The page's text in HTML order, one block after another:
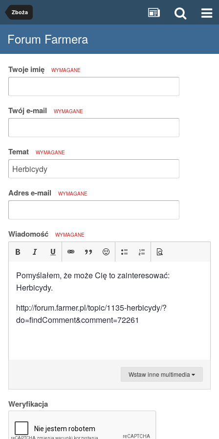
Zboża
Forum Farmera
Twoje imię WYMAGANE
Twój e-mail WYMAGANE
Temat WYMAGANE
Adres e-mail WYMAGANE
Wiadomość WYMAGANE
Pomyślałem, że może Cię to zainteresować:
Herbicydy.
http://forum.farmer.pl/topic/1135-herbicydy/?
do=findComment&comment=72261
Wstaw inne multimedia
Weryfikacja